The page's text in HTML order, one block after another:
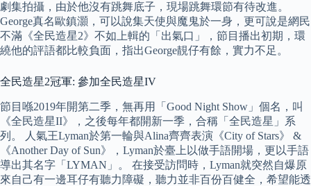
劇集拍攝，由於他沒有跳舞底子，現場跳舞環節有待改進。
George真名歐鎮灝，可以說集天使與魔鬼於一身，更可說是網民
不滿《全民造星2》不如上輯的「出氣口」，節目播出初期，環
繞他的評語都比較負面，指出George靚仔有餘，實力不足。
全民造星2冠軍: 參加全民造星IV
節目喺2019年開第二季，無再用「Good Night Show」個名，叫
《全民造星II》，之後每年都開新一季，合稱「全民造星」系
列。 人氣王Lyman於第一輪與Alina齊齊表演《City of Stars》 &
《Another Day of Sun》，Lyman於臺上以做手語開場，更以手語
導出其名字「LYMAN」。 在接受訪問時，Lyman就突然自爆原
來自己有一邊耳仔有聽力障礙，聽力並非百份百健全，希望能透